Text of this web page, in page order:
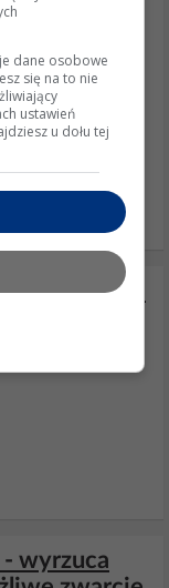
się na
w "zatrzasku"
odkręceniu dwóch
kontrolka
po resecie
wyrzuca
dane osobowe
się na to nie
ustawień
u dołu tej